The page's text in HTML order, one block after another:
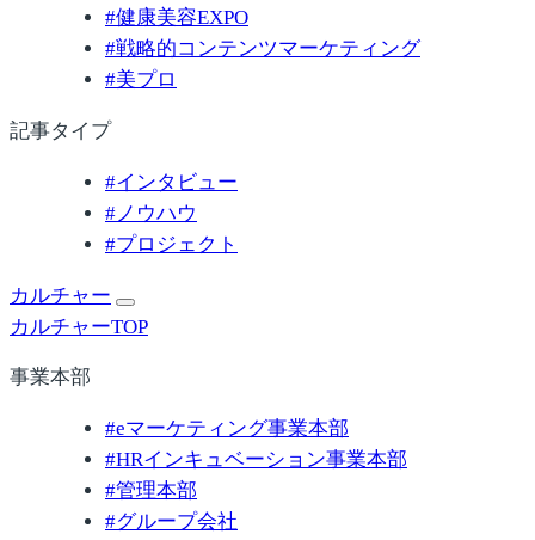
#健康美容EXPO
#戦略的コンテンツマーケティング
#美プロ
記事タイプ
#インタビュー
#ノウハウ
#プロジェクト
カルチャー
カルチャーTOP
事業本部
#eマーケティング事業本部
#HRインキュベーション事業本部
#管理本部
#グループ会社